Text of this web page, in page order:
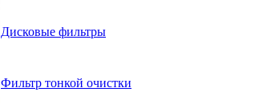
Дисковые фильтры
Фильтр тонкой очистки